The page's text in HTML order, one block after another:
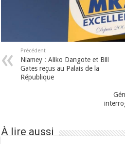
Précédent
Niamey : Aliko Dangote et Bill
Gates reçus au Palais de la
République
À lire aussi